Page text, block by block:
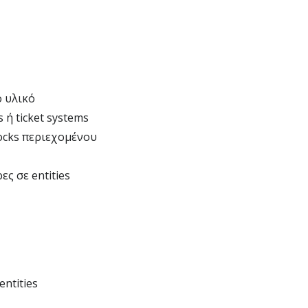
υλικό
ή ticket systems
περιεχομένου
σε entities